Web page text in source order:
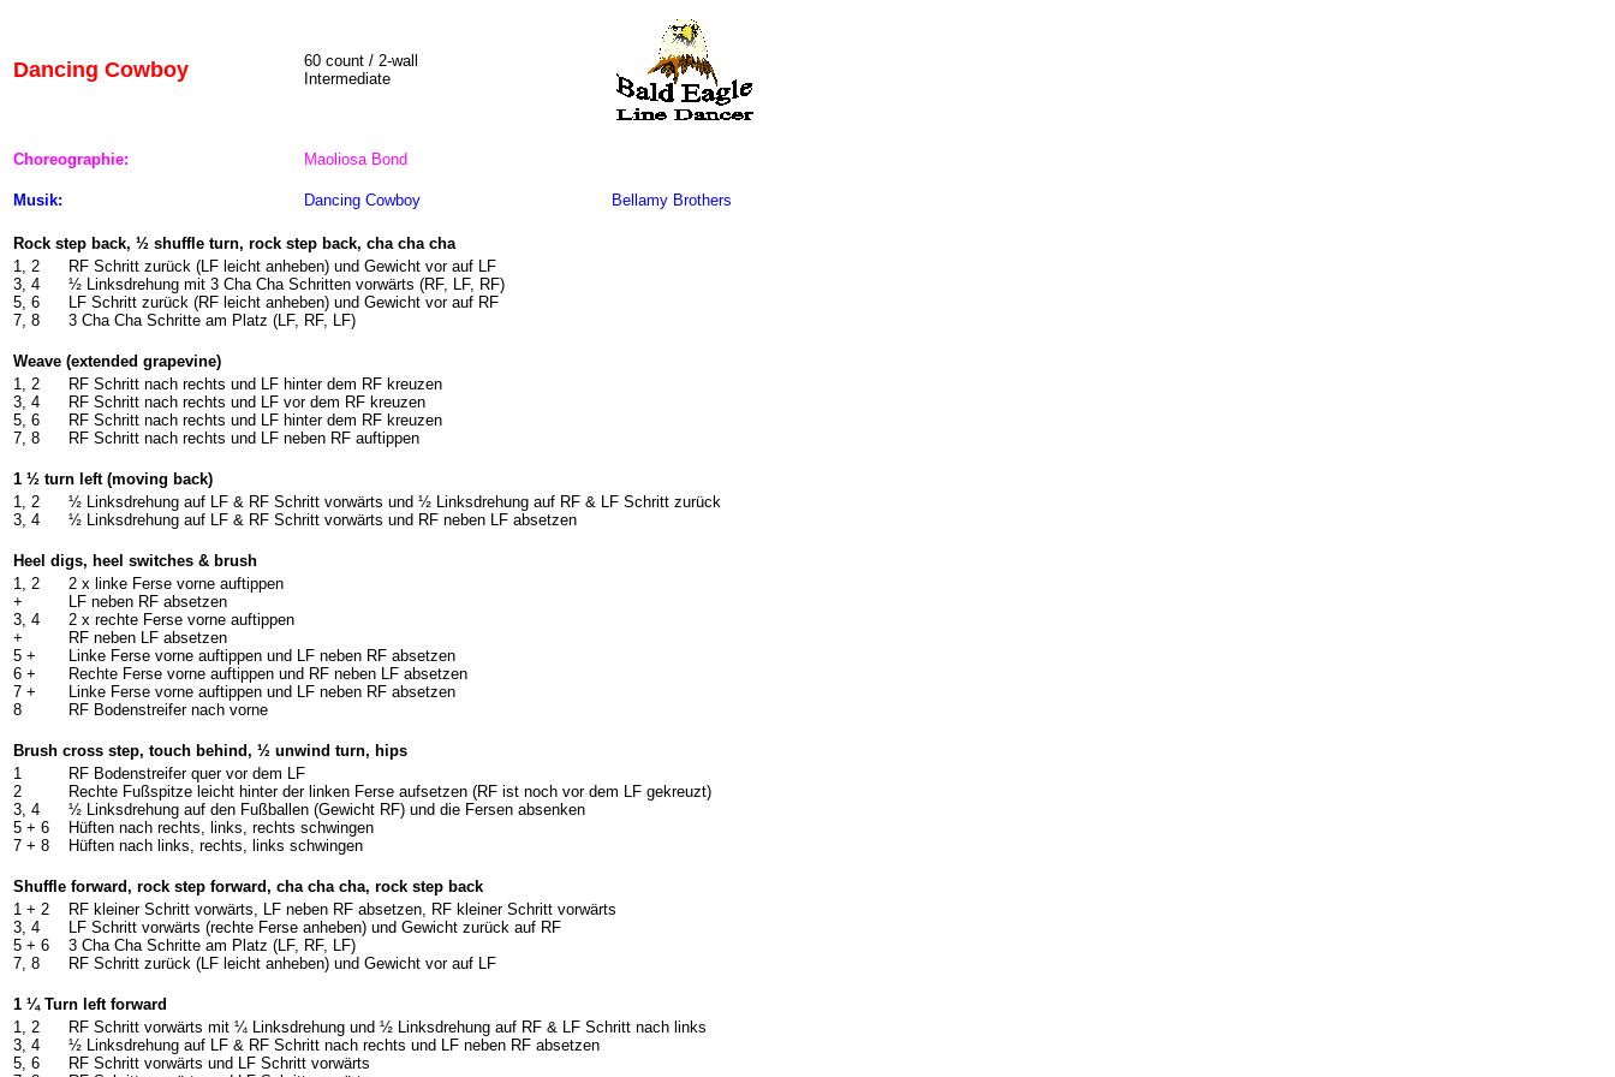
Dancing Cowboy
60 count / 2-wall
Intermediate
Choreographie: Maoliosa Bond
Musik: Dancing Cowboy Bellamy Brothers
Rock step back, ½ shuffle turn, rock step back, cha cha cha
1, 2
3, 4
5, 6
7, 8
RF Schritt zurück (LF leicht anheben) und Gewicht vor auf LF
½ Linksdrehung mit 3 Cha Cha Schritten vorwärts (RF, LF, RF)
LF Schritt zurück (RF leicht anheben) und Gewicht vor auf RF
3 Cha Cha Schritte am Platz (LF, RF, LF)
Weave (extended grapevine)
1, 2
3, 4
5, 6
7, 8
RF Schritt nach rechts und LF hinter dem RF kreuzen
RF Schritt nach rechts und LF vor dem RF kreuzen
RF Schritt nach rechts und LF hinter dem RF kreuzen
RF Schritt nach rechts und LF neben RF auftippen
1 ½ turn left (moving back)
1, 2
3, 4
½ Linksdrehung auf LF & RF Schritt vorwärts und ½ Linksdrehung auf RF & LF Schritt zurück
½ Linksdrehung auf LF & RF Schritt vorwärts und RF neben LF absetzen
Heel digs, heel switches & brush
1, 2
+
3, 4
+
5 +
6 +
7 +
8
2 x linke Ferse vorne auftippen
LF neben RF absetzen
2 x rechte Ferse vorne auftippen
RF neben LF absetzen
Linke Ferse vorne auftippen und LF neben RF absetzen
Rechte Ferse vorne auftippen und RF neben LF absetzen
Linke Ferse vorne auftippen und LF neben RF absetzen
RF Bodenstreifer nach vorne
Brush cross step, touch behind, ½ unwind turn, hips
1
2
3, 4
5 + 6
7 + 8
RF Bodenstreifer quer vor dem LF
Rechte Fußspitze leicht hinter der linken Ferse aufsetzen (RF ist noch vor dem LF gekreuzt)
½ Linksdrehung auf den Fußballen (Gewicht RF) und die Fersen absenken
Hüften nach rechts, links, rechts schwingen
Hüften nach links, rechts, links schwingen
Shuffle forward, rock step forward, cha cha cha, rock step back
1 + 2
3, 4
5 + 6
7, 8
RF kleiner Schritt vorwärts, LF neben RF absetzen, RF kleiner Schritt vorwärts
LF Schritt vorwärts (rechte Ferse anheben) und Gewicht zurück auf RF
3 Cha Cha Schritte am Platz (LF, RF, LF)
RF Schritt zurück (LF leicht anheben) und Gewicht vor auf LF
1 ¼ Turn left forward
1, 2
3, 4
5, 6
RF Schritt vorwärts mit ¼ Linksdrehung und ½ Linksdrehung auf RF & LF Schritt nach links
½ Linksdrehung auf LF & RF Schritt nach rechts und LF neben RF absetzen
RF Schritt vorwärts und LF Schritt vorwärts